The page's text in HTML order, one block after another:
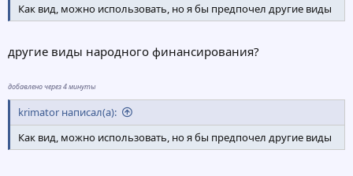
Как вид, можно использовать, но я бы предпочел другие виды
другие виды народного финансирования?
добавлено через 4 минуты
krimator написал(а):
Как вид, можно использовать, но я бы предпочел другие виды